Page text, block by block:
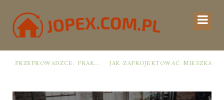
JAK ZAPROJEKTOWAĆ MIESZKANIE ŁATWE DO UTRZYMANIA W PORZĄDKU: PRAKTYCZNE ZASADY I SPRAWDZONE TRIKI